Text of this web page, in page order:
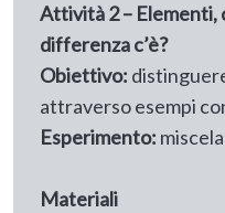
Attività 2 – Elementi,
differenza c’è?
Obiettivo:
attraverso esempi
Esperimento:
Materiali